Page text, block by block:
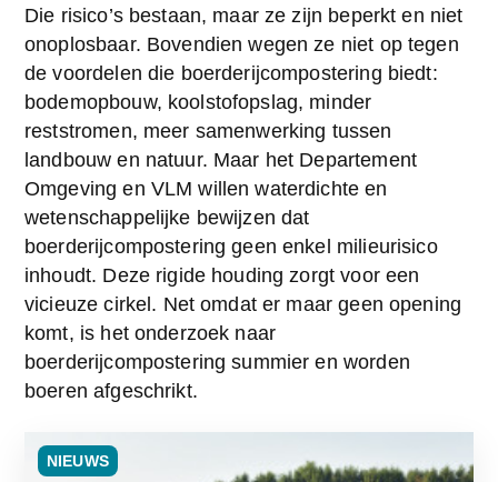
Die risico’s bestaan, maar ze zijn beperkt en niet
onoplosbaar. Bovendien wegen ze niet op tegen
de voordelen die boerderijcompostering biedt:
bodemopbouw, koolstofopslag, minder
reststromen, meer samenwerking tussen
landbouw en natuur. Maar het Departement
Omgeving en VLM willen waterdichte en
wetenschappelijke bewijzen dat
boerderijcompostering geen enkel milieurisico
inhoudt. Deze rigide houding zorgt voor een
vicieuze cirkel. Net omdat er maar geen opening
komt, is het onderzoek naar
boerderijcompostering summier en worden
boeren afgeschrikt.
NIEUWS